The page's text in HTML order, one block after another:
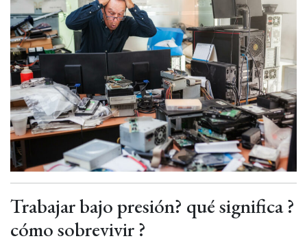
Trabajar bajo presión? qué significa ?
cómo sobrevivir ?